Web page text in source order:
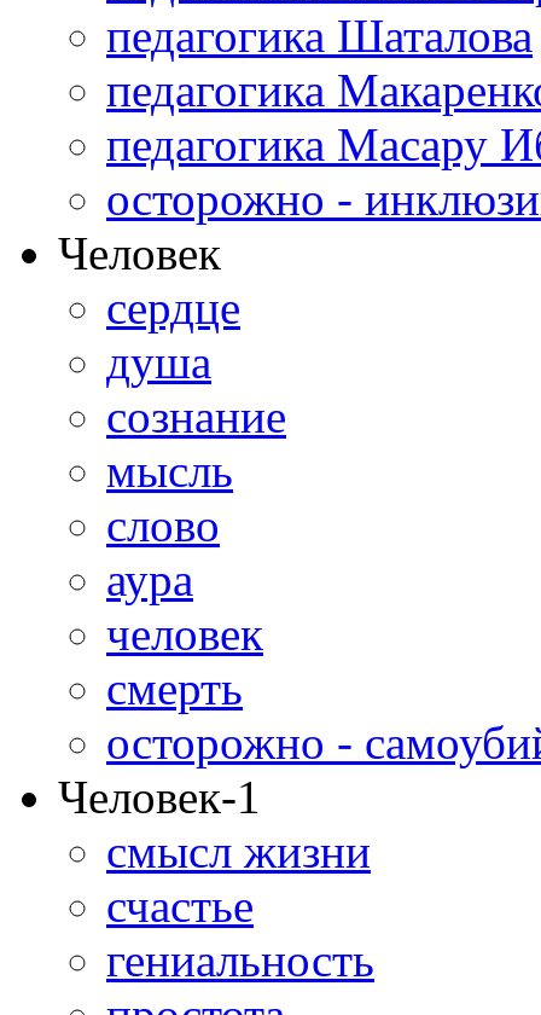
педагогика Шаталова
педагогика
педагогика Масару
осторожно -
Человек
сердце
душа
сознание
мысль
слово
аура
человек
смерть
осторожно -
Человек-1
смысл жизни
счастье
гениальность